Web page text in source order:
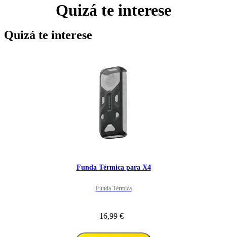
Quizá te interese
Quizá te interese
Funda Térmica para X4
Funda Térmica
16,99 €